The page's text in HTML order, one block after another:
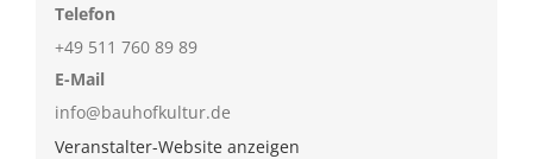
Telefon
+49 511 760 89 89
E-Mail
info@bauhofkultur.de
Veranstalter-Website anzeigen